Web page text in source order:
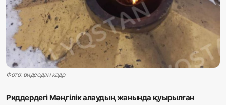
Жаңалықтар
Қоғам
Спорт
Фото: видеодан кадр
Риддердегі Мәңгілік алаудың жанында қуырылған